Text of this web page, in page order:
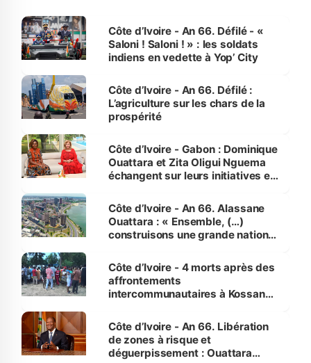
Côte d’Ivoire - An 66. Défilé - «
Saloni ! Saloni ! » : les soldats
indiens en vedette à Yop’ City
Côte d’Ivoire - An 66. Défilé :
L’agriculture sur les chars de la
prospérité
Côte d’Ivoire - Gabon : Dominique
Ouattara et Zita Oligui Nguema
échangent sur leurs initiatives en
enfants
Côte d’Ivoire - An 66. Alassane
Ouattara : « Ensemble, (…)
construisons une grande nation
générations futures »
Côte d’Ivoire - 4 morts après des
affrontements
intercommunautaires à Kossandji
milieu des sinistrés
Côte d’Ivoire - An 66. Libération
de zones à risque et
déguerpissement : Ouattara